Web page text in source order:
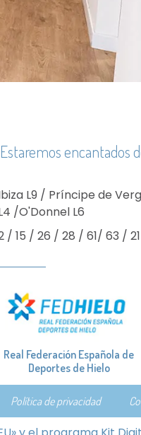
encantados
L9 / Príncipe de
/O'Donnel L6
/ 15 / 26 / 28 / 61/ 63 /
Real Federación Española de
Deportes de Hielo
Política de privacidad